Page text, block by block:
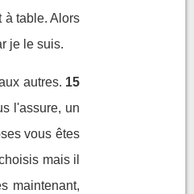
à table. Alors
je le suis.
autres. 15
l'assure, un
vous êtes
mais il
maintenant,